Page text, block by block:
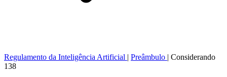
Regulamento da Inteligência Artificial | Preâmbulo | Considerando
138